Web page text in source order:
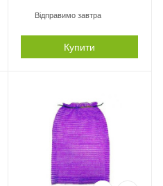
Відправимо завтра
Купити